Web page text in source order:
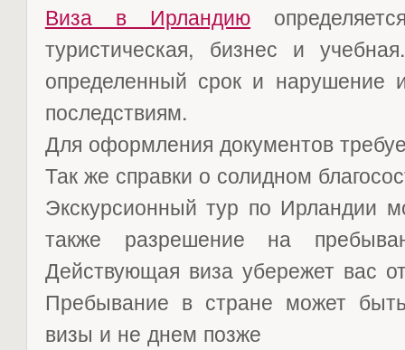
Виза в Ирландию
туристическая, бизнес и
определенный срок и нарушение
последствиям.
Для оформления документов
Так же справки о солидном
Экскурсионный тур по Ирландии
также разрешение на
Действующая виза убережет вас
Пребывание в стране может
визы и не днем позже